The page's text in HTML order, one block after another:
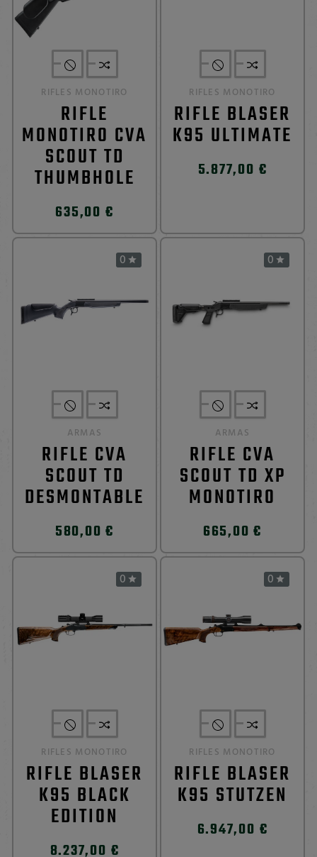
RIFLES MONOTIRO
RIFLE
MONOTIRO CVA
SCOUT TD
THUMBHOLE
635,00 €
RIFLES MONOTIRO
RIFLE BLASER
K95 ULTIMATE
5.877,00 €
0 
ARMAS
RIFLE CVA
SCOUT TD
DESMONTABLE
580,00 €
0 
ARMAS
RIFLE CVA
SCOUT TD XP
MONOTIRO
665,00 €
0 
RIFLES MONOTIRO
RIFLE BLASER
K95 BLACK
EDITION
8.237,00 €
0 
RIFLES MONOTIRO
RIFLE BLASER
K95 STUTZEN
6.947,00 €